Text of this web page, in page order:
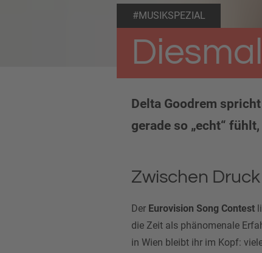
#MUSIKSPEZIAL
Delta Goodrem
gerade so „echt“
Zwischen
Der Eurovision Song Contest
die Zeit als phänomenale
in Wien bleibt ihr im Kopf: